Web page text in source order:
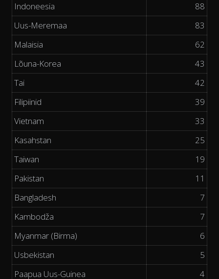
Indoneesia
88
Uus-Meremaa
83
Malaisia
62
Lõuna-Korea
43
Tai
42
Filipiinid
39
Vietnam
33
Kasahstan
25
Taiwan
19
Pakistan
11
Bangladesh
7
Kambodža
7
Myanmar (Birma)
6
Usbekistan
5
Paapua Uus-Guinea
4